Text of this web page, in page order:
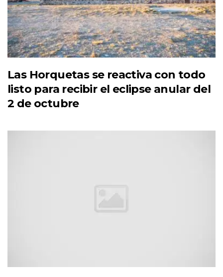
Las Horquetas se reactiva con todo
listo para recibir el eclipse anular del
2 de octubre